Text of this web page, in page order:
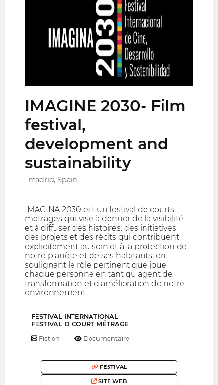
IMAGINE 2030- Film
festival,
development and
sustainability
madrid, Spain
IMAGINA 2030 est un festival de courts
métrages qui vise à donner de la visibilité
et à diffuser des histoires, des initiatives,
des projets et des récits qui contribuent
explicitement au soin et à la protection de
notre planète et de ses habitants, en
soulignant le rôle pertinent que joue
chaque personne en tant qu'agent de
transformation et d'amélioration de notre
environnement.
FESTIVAL INTERNATIONAL
FESTIVAL D COURT MÉTRAGE
Fiction Documentaire
FESTIVAL
SITE WEB